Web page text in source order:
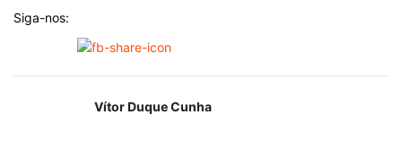
Siga-nos:
Vítor Duque Cunha